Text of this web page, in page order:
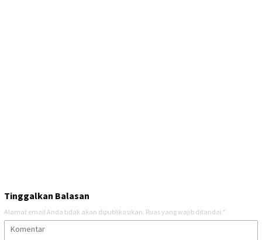
Tinggalkan Balasan
Alamat email Anda tidak akan dipublikasikan. Ruas yang wajib ditandai *